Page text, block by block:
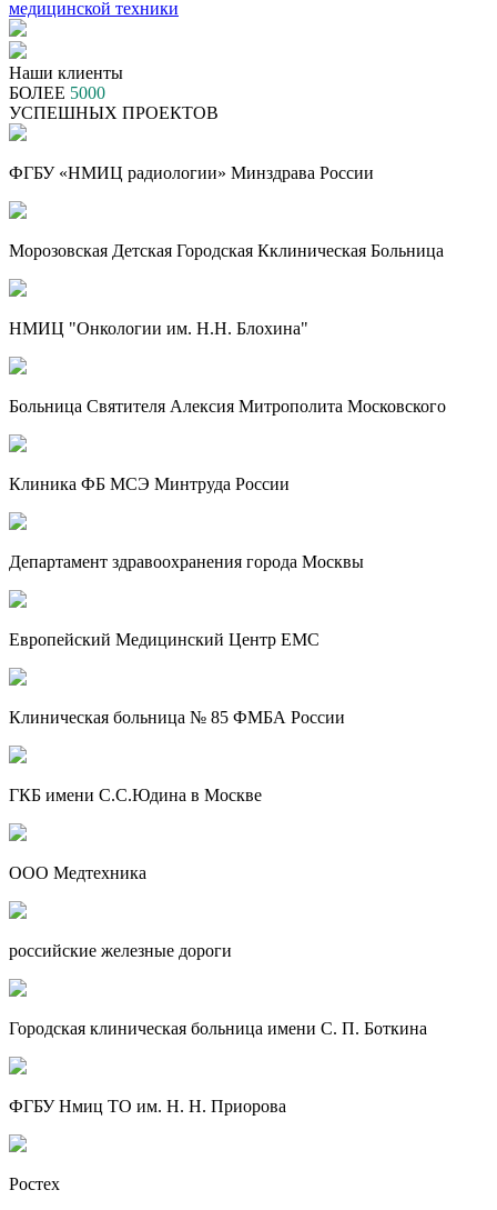
Наши клиенты
БОЛЕЕ 5000
УСПЕШНЫХ ПРОЕКТОВ
ФГБУ «НМИЦ радиологии» Минздрава России
Морозовская Детская Городская Кклиническая Больница
НМИЦ "Онкологии им. Н.Н. Блохина"
Больница Святителя Алексия Митрополита Московского
Клиника ФБ МСЭ Минтруда России
Департамент здравоохранения города Москвы
Европейский Медицинский Центр EMC
Клиническая больница № 85 ФМБА России
ГКБ имени С.С.Юдина в Москве
ООО Медтехника
российские железные дороги
Городская клиническая больница имени С. П. Боткина
ФГБУ Нмиц ТО им. Н. Н. Приорова
Ростех